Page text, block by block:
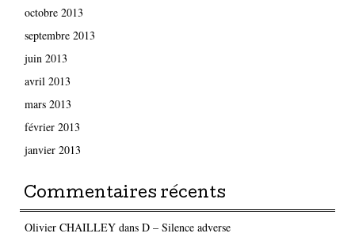
octobre 2013
septembre 2013
juin 2013
avril 2013
mars 2013
février 2013
janvier 2013
Commentaires récents
Olivier CHAILLEYdans D – Silence adverse